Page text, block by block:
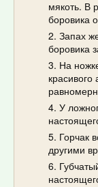
мякоть. В
боровика
Запах
боровика
На
У
Горчак
другими